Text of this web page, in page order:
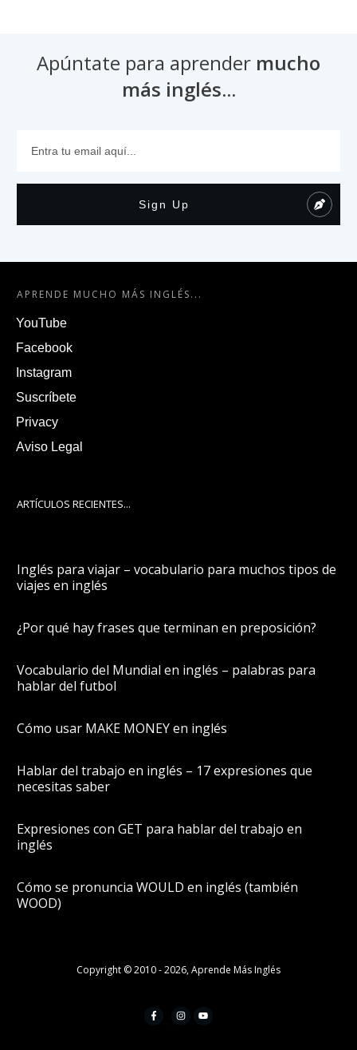
Apúntate para aprender mucho
más inglés...
Sign Up
APRENDE MUCHO MÁS INGLÉS...
YouTube
Facebook
Instagram
Suscríbete
Privacy
Aviso Legal
ARTÍCULOS RECIENTES...
Inglés para viajar – vocabulario para muchos tipos de
viajes en inglés
¿Por qué hay frases que terminan en preposición?
Vocabulario del Mundial en inglés – palabras para
hablar del futbol
Cómo usar MAKE MONEY en inglés
Hablar del trabajo en inglés – 17 expresiones que
necesitas saber
Expresiones con GET para hablar del trabajo en
inglés
Cómo se pronuncia WOULD en inglés (también
WOOD)
Copyright © 2010 -2026,Aprende Más Inglés